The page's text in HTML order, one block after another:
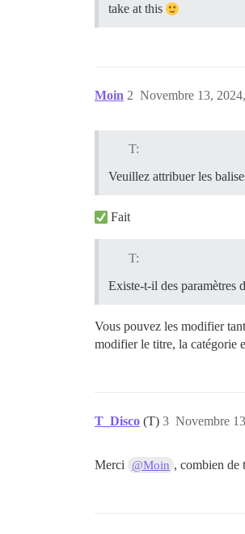
take at this
Moin Novembre 13,
2
T:
Veuillez attribuer les
Fait
T:
Existe-t-il des paramètres
Vous pouvez les modifier
modifier le titre, la catégorie
T_Disco (T) Novembre
3
Merci @Moin , combien de